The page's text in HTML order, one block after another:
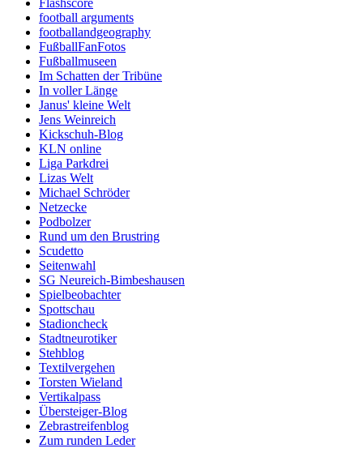
Flashscore
football arguments
footballandgeography
FußballFanFotos
Fußballmuseen
Im Schatten der Tribüne
In voller Länge
Janus' kleine Welt
Jens Weinreich
Kickschuh-Blog
KLN online
Liga Parkdrei
Lizas Welt
Michael Schröder
Netzecke
Podbolzer
Rund um den Brustring
Scudetto
Seitenwahl
SG Neureich-Bimbeshausen
Spielbeobachter
Spottschau
Stadioncheck
Stadtneurotiker
Stehblog
Textilvergehen
Torsten Wieland
Vertikalpass
Übersteiger-Blog
Zebrastreifenblog
Zum runden Leder